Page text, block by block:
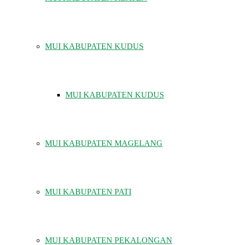
MUI KABUPATEN KUDUS
MUI KABUPATEN KUDUS
MUI KABUPATEN MAGELANG
MUI KABUPATEN PATI
MUI KABUPATEN PEKALONGAN